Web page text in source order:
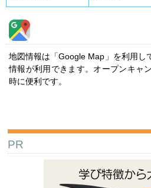
地図情報は「Google Map」を利用し
情報が利用できます。オープンキャ
時に便利です。
PR